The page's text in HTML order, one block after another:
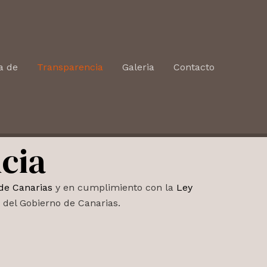
de Transparencia Galeria Contacto
Canarias y en cumplimiento con la Ley
del Gobierno de Canarias.